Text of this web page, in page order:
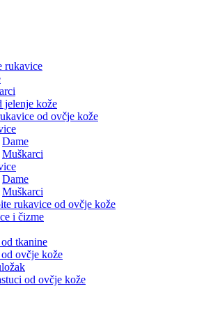
rukavice
jelenje kože
od ovčje kože
Dame
Muškarci
Dame
Muškarci
rukavice od ovčje kože
i čizme
tkanine
ovčje kože
od ovčje kože